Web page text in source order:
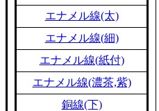
エナメル線(太)
エナメル線(細)
エナメル線(紙付)
エナメル線(濃茶,紫)
銅線(下)